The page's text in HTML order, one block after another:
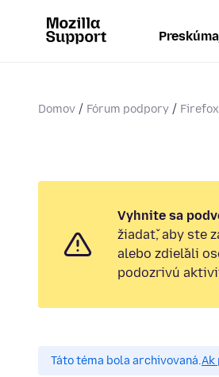
Domov Fórum podpory Firefox
Vyhnite sa
žiadať, aby ste
alebo zdieľali
podozrivú
Táto téma bola archivovaná.Ak